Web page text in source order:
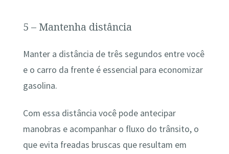
5 – Mantenha distância
Manter a distância de três segundos entre você
e o carro da frente é essencial para economizar
gasolina.
Com essa distância você pode antecipar
manobras e acompanhar o fluxo do trânsito, o
que evita freadas bruscas que resultam em